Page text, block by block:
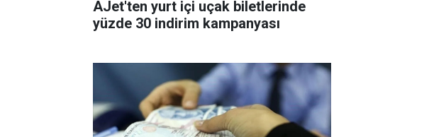
AJet'ten yurt içi uçak biletlerinde
yüzde 30 indirim kampanyası